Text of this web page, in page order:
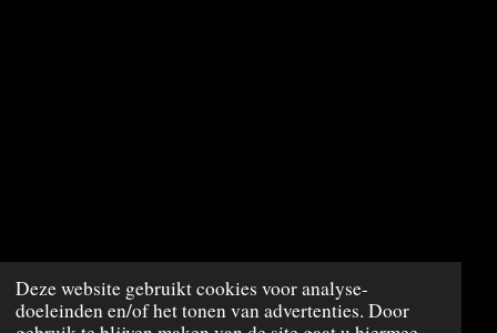
Deze website gebruikt cookies voor analyse-
doeleinden en/of het tonen van advertenties. Door
© 2020 - 2023 TopVinyl
Powered byJouwWeb